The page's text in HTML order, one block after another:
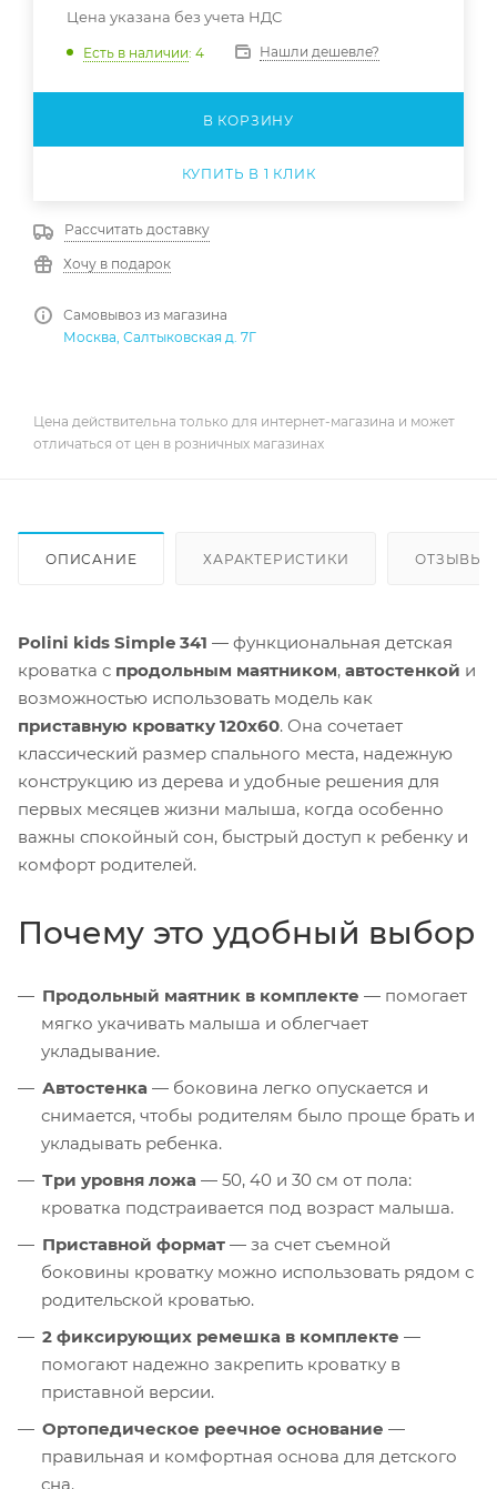
Цена указана без учета НДС
Есть в наличии: 4 Нашли дешевле?
В КОРЗИНУ
КУПИТЬ В 1 КЛИК
Рассчитать доставку
Хочу в подарок
Самовывоз из магазина
Москва, Салтыковская д. 7Г
Цена действительна только для интернет-магазина и может
отличаться от цен в розничных магазинах
ОПИСАНИЕ ХАРАКТЕРИСТИКИ ОТЗЫВЫ
Polini kids Simple 341 — функциональная детская
кроватка с продольным маятником, автостенкой и
возможностью использовать модель как
приставную кроватку 120x60. Она сочетает
классический размер спального места, надежную
конструкцию из дерева и удобные решения для
первых месяцев жизни малыша, когда особенно
важны спокойный сон, быстрый доступ к ребенку и
комфорт родителей.
Почему это удобный выбор
Продольный маятник в комплекте — помогает
мягко укачивать малыша и облегчает
укладывание.
Автостенка — боковина легко опускается и
снимается, чтобы родителям было проще брать и
укладывать ребенка.
Три уровня ложа — 50, 40 и 30 см от пола:
кроватка подстраивается под возраст малыша.
Приставной формат — за счет съемной
боковины кроватку можно использовать рядом с
родительской кроватью.
2 фиксирующих ремешка в комплекте —
помогают надежно закрепить кроватку в
приставной версии.
Ортопедическое реечное основание —
правильная и комфортная основа для детского
сна.